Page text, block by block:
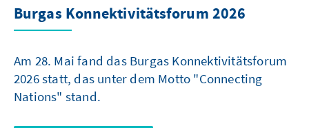
Burgas Konnektivitätsforum 2026
Am 28. Mai fand das Burgas Konnektivitätsforum
2026 statt, das unter dem Motto "Connecting
Nations" stand.